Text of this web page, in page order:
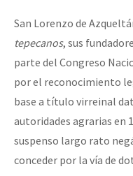
San Lorenzo de
tepecanos, sus
parte del Congreso
por el reconocimiento
base a título virreinal
autoridades agrarias en
suspenso largo rato
conceder por la vía de